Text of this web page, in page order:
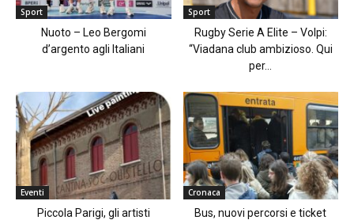
Sport
Nuoto – Leo Bergomi
d’argento agli Italiani
Sport
Rugby Serie A Elite – Volpi:
“Viadana club ambizioso. Qui
per...
Eventi
Piccola Parigi, gli artisti
Cronaca
Bus, nuovi percorsi e ticket